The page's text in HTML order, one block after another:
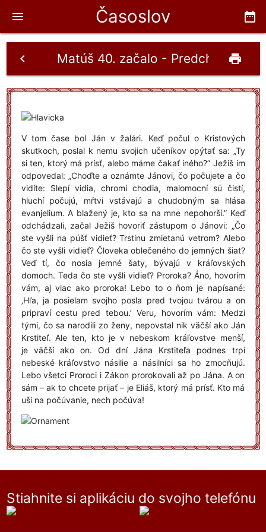
Časoslov date_range
menu
Matúš 40. začalo - Predchodcovi
chevron_left print
V tom čase bol Ján v žalári. Keď počul o Kristových
skutkoch, poslal k nemu svojich učeníkov opýtať sa: „Ty
si ten, ktorý má prísť, alebo máme čakať iného?” Ježiš im
odpovedal: „Choďte a oznámte Jánovi, čo počujete a čo
vidíte: Slepí vidia, chromí chodia, malomocní sú čistí,
hluchí počujú, mŕtvi vstávajú a chudobným sa hlása
evanjelium. A blažený je, kto sa na mne nepohorší.” Keď
odchádzali, začal Ježiš hovoriť zástupom o Jánovi: „Čo
ste vyšli na púšť vidieť? Trstinu zmietanú vetrom? Alebo
čo ste vyšli vidieť? Človeka oblečeného do jemných šiat?
Veď tí, čo nosia jemné šaty, bývajú v kráľovských
domoch. Teda čo ste vyšli vidieť? Proroka? Áno, hovorím
vám, aj viac ako proroka! Lebo to o ňom je napísané:
‚Hľa, ja posielam svojho posla pred tvojou tvárou a on
pripraví cestu pred tebou.’ Veru, hovorím vám: Medzi
tými, čo sa narodili zo ženy, nepovstal nik väčší ako Ján
Krstiteľ. Ale ten, kto je v nebeskom kráľovstve menší,
je väčší ako on. Od dní Jána Krstiteľa podnes trpí
nebeské kráľovstvo násilie a násilníci sa ho zmocňujú.
Lebo všetci Proroci i Zákon prorokovali až po Jána. A on
sám – ak to chcete prijať – je Eliáš, ktorý má prísť. Kto má
uši na počúvanie, nech počúva!
Stiahnite si aplikáciu do svojho telefónu